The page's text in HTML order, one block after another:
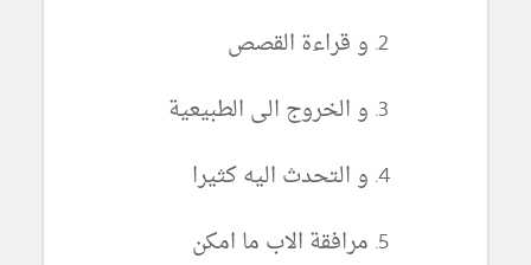
و قراءة القصص
و الخروج الى الطبيعية
و التحدث اليه كثيرا
مرافقة الاب ما امكن